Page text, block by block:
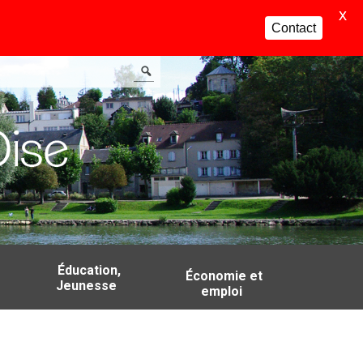
Éducation,
Jeunesse
Économie et
emploi
Contact
X